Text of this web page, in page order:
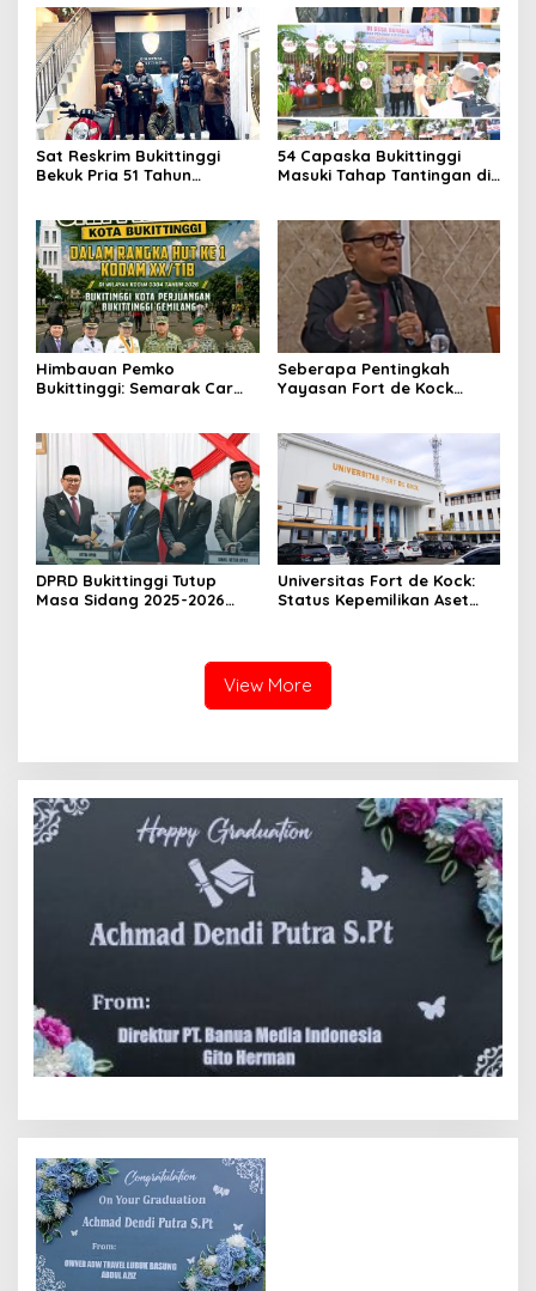
Sat Reskrim Bukittinggi
Bekuk Pria 51 Tahun
54 Capaska Bukittinggi
Masuki Tahap Tantingan di
Himbauan Pemko
Bukittinggi: Semarak Car
Militer (KODAM) XX/Tuanku
Imam Bonjol
Seberapa Pentingkah
Yayasan Fort de Kock
Jam Gadang?
DPRD Bukittinggi Tutup
Masa Sidang 2025-2026
Universitas Fort de Kock:
Status Kepemilikan Aset
Nomor 2108/K/Pdt/2022
View More